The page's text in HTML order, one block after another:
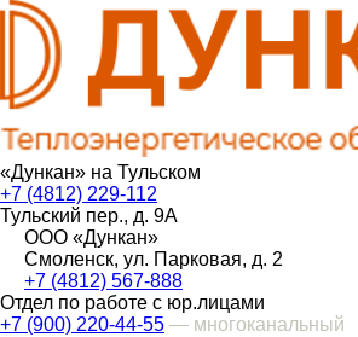
«Дункан» на Тульском
+7 (4812) 229-112
Тульский пер., д. 9А
ООО «Дункан»
Смоленск, ул. Парковая, д. 2
+7 (4812) 567-888
Отдел по работе с юр.лицами
+7 (900) 220-44-55 — многоканальный